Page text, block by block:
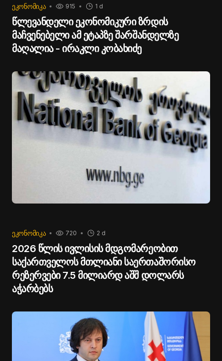
ᲔᲙᲝᲜᲝᲛᲘᲙᲐ 1 d
915
წლევანდელი ეკონომიკური ზრდის
მაჩვენებელი ამ ეტაპზე შარშანდელზე
მაღალია - ირაკლი კობახიძე
ᲔᲙᲝᲜᲝᲛᲘᲙᲐ 2 d
720
2026 წლის ივლისის მდგომარეობით
საქართველოს მთლიანი საერთაშორისო
რეზერვები 7.5 მილიარდ აშშ დოლარს
აჭარბებს